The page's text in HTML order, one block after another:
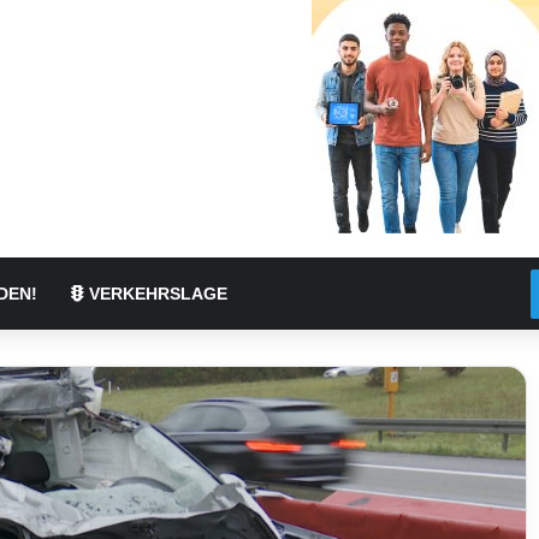
VERKEHRSLAGE